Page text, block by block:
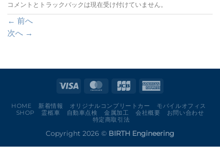
コメントとトラックバックは現在受け付けていません。
← 前へ
次へ →
HOME 新着情報 オリジナルコンプリートカー
モバイルオフィス
SHOP
霊柩車 自動車点検 金属加工 会社概要
お問い合わせ
特定商取引法
Copyright 2026 © BIRTH Engineering